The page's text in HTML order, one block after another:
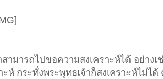
สามารถไปขอความสงเคราะห์ได้ อย่างเ
กระทั่งพระพุทธเจ้าก็สงเคราะห์ไม่ได้